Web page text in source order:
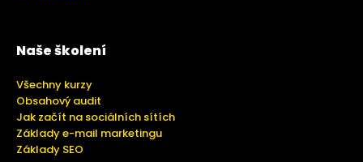
Naše školení
Všechny kurzy
Obsahový audit
Jak začít na sociálních sítích
Základy e-mail marketingu
Základy SEO